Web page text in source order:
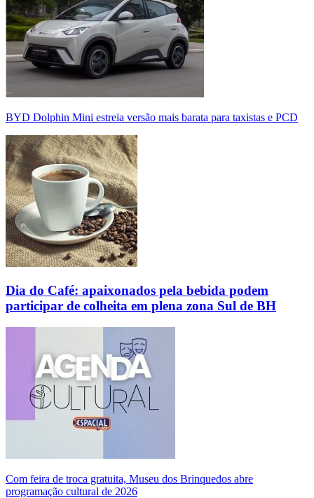
BYD Dolphin Mini estreia versão mais barata para taxistas e PCD
Dia do Café: apaixonados pela bebida podem
participar de colheita em plena zona Sul de BH
Com feira de troca gratuita, Museu dos Brinquedos abre
programação cultural de 2026